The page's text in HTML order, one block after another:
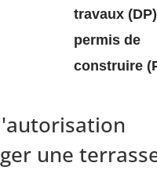
travaux (DP)
permis de
construire
une